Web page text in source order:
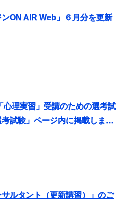
ンON AIR Web」６月分を更新
理実習」受講のための選考試
試験」ページ内に掲載しま …
ルタント（更新講習）」のご